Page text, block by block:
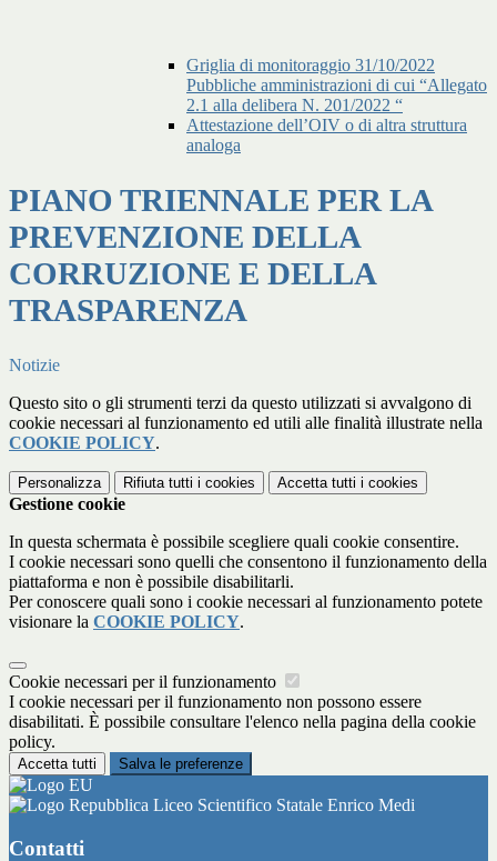
Griglia di monitoraggio 31/10/2022
Pubbliche amministrazioni di cui “Allegato
2.1 alla delibera N. 201/2022 “
Attestazione dell’OIV o di altra struttura
analoga
PIANO TRIENNALE PER LA
PREVENZIONE DELLA
CORRUZIONE E DELLA
TRASPARENZA
Notizie
Questo sito o gli strumenti terzi da questo utilizzati si avvalgono di
cookie necessari al funzionamento ed utili alle finalità illustrate nella
COOKIE POLICY.
Personalizza Rifiuta tutti i cookies Accetta tutti i cookies
Gestione cookie
In questa schermata è possibile scegliere quali cookie consentire.
I cookie necessari sono quelli che consentono il funzionamento della
piattaforma e non è possibile disabilitarli.
Per conoscere quali sono i cookie necessari al funzionamento potete
visionare la COOKIE POLICY.
Cookie necessari per il funzionamento
I cookie necessari per il funzionamento non possono essere
disabilitati. È possibile consultare l'elenco nella pagina della cookie
policy.
Accetta tutti Salva le preferenze
Liceo Scientifico Statale Enrico Medi
Contatti